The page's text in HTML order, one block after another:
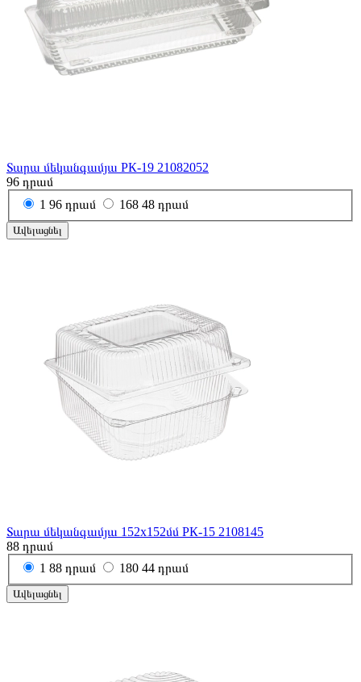
Տարա մեկանգամյա РК-19 21082052
96 դրամ
1 96 դրամ 168 48 դրամ
Ավելացնել
Տարա մեկանգամյա 152x152մմ РК-15 2108145
88 դրամ
1 88 դրամ 180 44 դրամ
Ավելացնել